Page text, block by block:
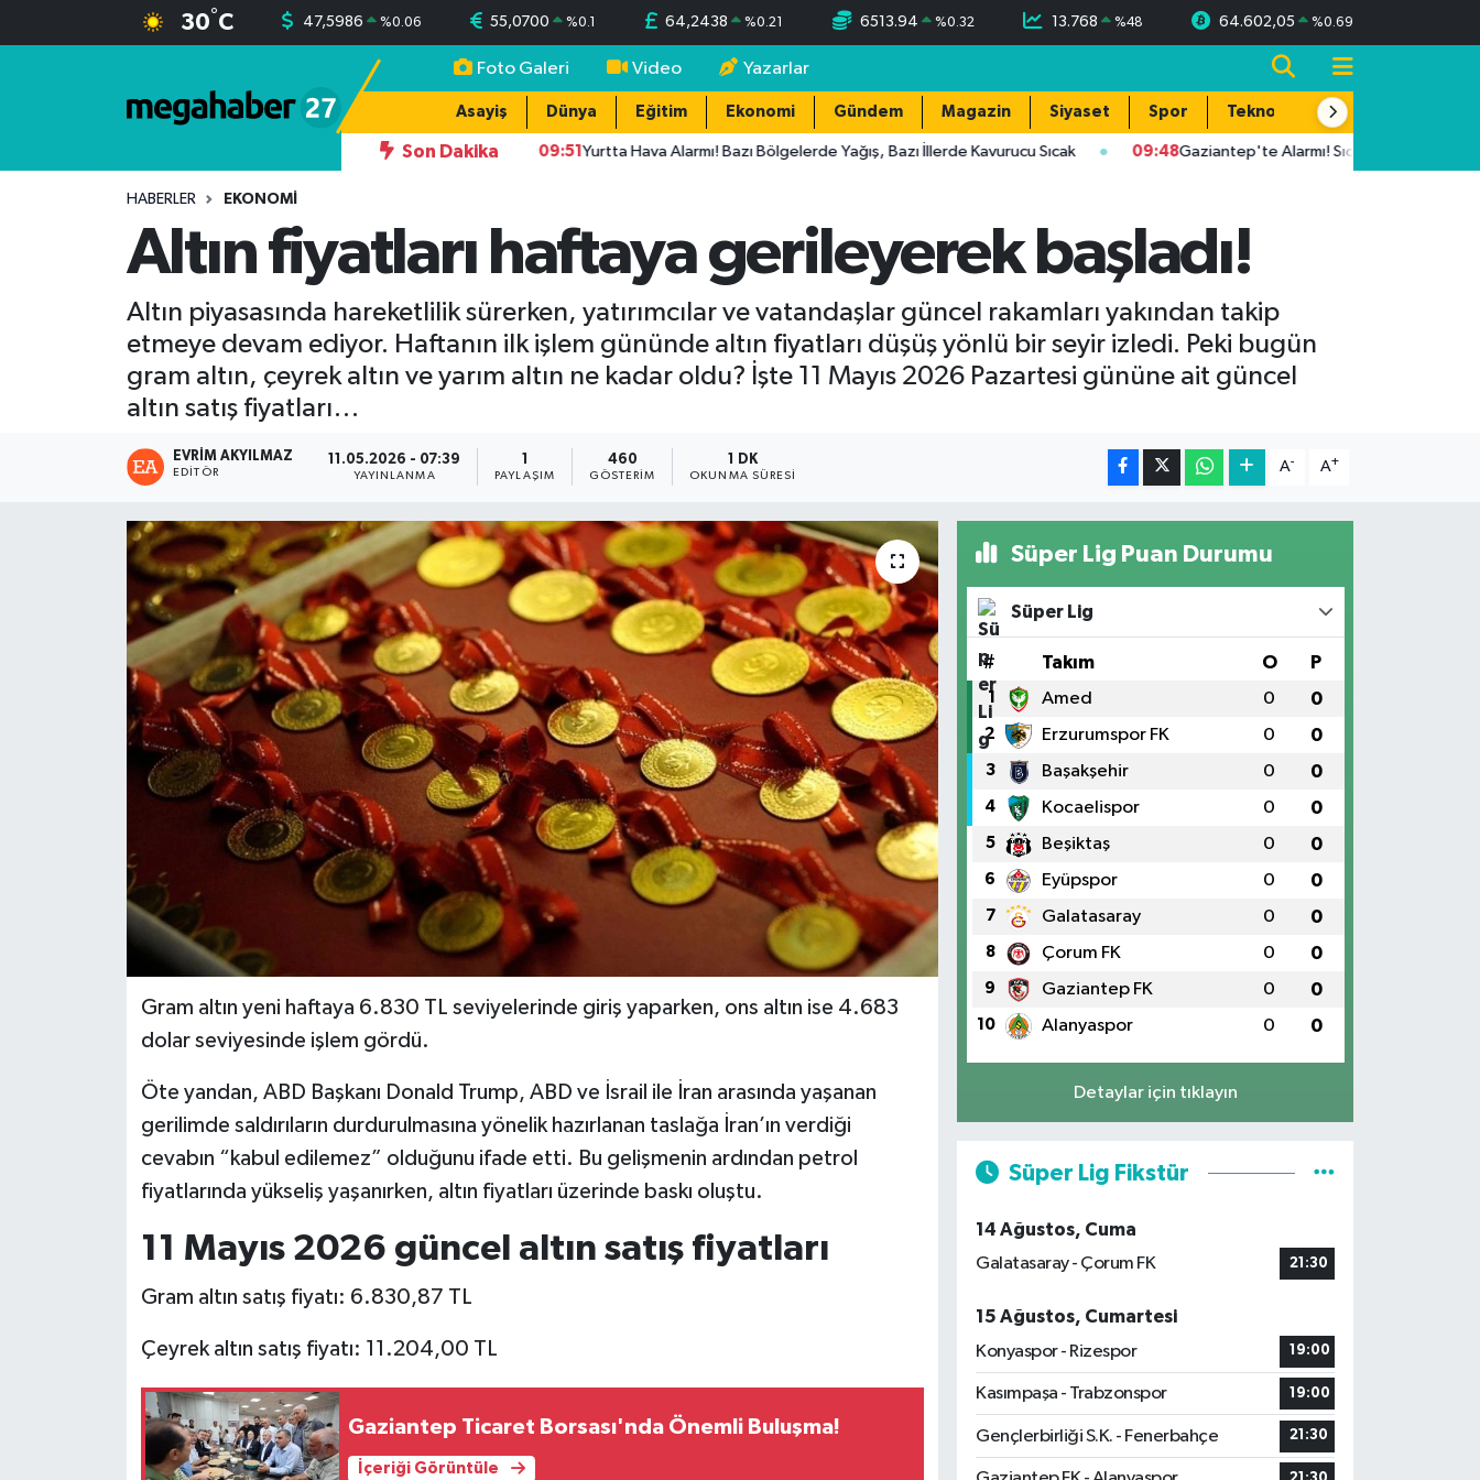
30°C 47,5986 %0.06 55,0700 %0.1 64,2438 %0.21 6513.94 %0.32 13.768 %48 64.602,05 %0.69
Foto Galeri Video Yazarlar
Asayiş Dünya Eğitim Ekonomi Gündem Magazin Siyaset Spor Teknoloji
Son Dakika
YAZDIĞI 242 OYDAN 174 OYLA İLÇE BAŞKANI OLUYOR 09:51 Yurtta Hava Alarmı! Bazı Bölgelerde Yağış, Bazı İllerde Kavurucu Sıcak 09:48 Gaziantep'te Alarmı! Sıcaklık 39 Dereceye
HABERLER EKONOMI
Altın fiyatları haftaya gerileyerek başladı!
Altın piyasasında hareketlilik sürerken, yatırımcılar ve vatandaşlar güncel rakamları yakından takip
etmeye devam ediyor. Haftanın ilk işlem gününde altın fiyatları düşüş yönlü bir seyir izledi. Peki bugün
gram altın, çeyrek altın ve yarım altın ne kadar oldu? İşte 11 Mayıs 2026 Pazartesi gününe ait güncel
altın satış fiyatları…
EVRIM AKYILMAZ
EDITÖR
11.05.2026 - 07:39
YAYINLANMA
1
PAYLAŞIM
460
GÖSTERIM
1 DK
OKUNMA SÜRESI
A- A+
Gram altın yeni haftaya 6.830 TL seviyelerinde giriş yaparken, ons altın ise 4.683
dolar seviyesinde işlem gördü.
Öte yandan, ABD Başkanı Donald Trump, ABD ve İsrail ile İran arasında yaşanan
gerilimde saldırıların durdurulmasına yönelik hazırlanan taslağa İran’ın verdiği
cevabın “kabul edilemez” olduğunu ifade etti. Bu gelişmenin ardından petrol
fiyatlarında yükseliş yaşanırken, altın fiyatları üzerinde baskı oluştu.
11 Mayıs 2026 güncel altın satış fiyatları
Gram altın satış fiyatı: 6.830,87 TL
Çeyrek altın satış fiyatı: 11.204,00 TL
Gaziantep Ticaret Borsası'nda Önemli Buluşma!
İçeriği Görüntüle
Süper Lig Puan Durumu
Süper Lig
# Takım O P
1 Amed 0 0
2 Erzurumspor FK 0 0
3 Başakşehir 0 0
4 Kocaelispor 0 0
5 Beşiktaş 0 0
6 Eyüpspor 0 0
7 Galatasaray 0 0
8 Çorum FK 0 0
9 Gaziantep FK 0 0
10 Alanyaspor 0 0
Detaylar için tıklayın
Süper Lig Fikstür
14 Ağustos, Cuma
Galatasaray - Çorum FK
21:30
15 Ağustos, Cumartesi
Konyaspor - Rizespor
19:00
Kasımpaşa - Trabzonspor 19:00
Gençlerbirliği S.K. - Fenerbahçe 21:30
Süper Lig Puan Durumu ve Fikstür
Tüm Manşetler
Son Dakika Haberleri